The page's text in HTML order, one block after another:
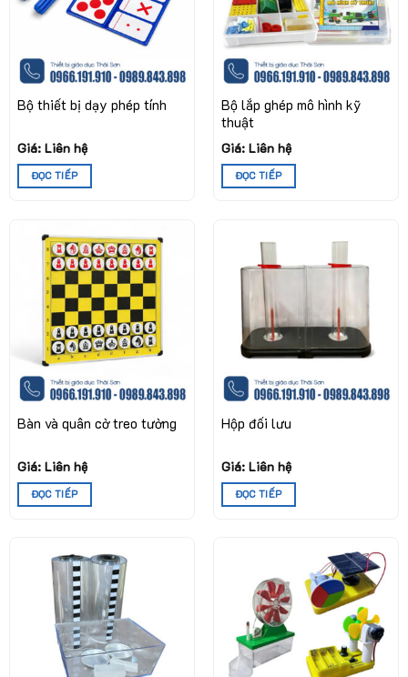
Bộ thiết bị dạy phép tính
Giá: Liên hệ
ĐỌC TIẾP
Bộ lắp ghép mô hình kỹ
thuật
Giá: Liên hệ
ĐỌC TIẾP
Bàn và quân cờ treo tường
Giá: Liên hệ
ĐỌC TIẾP
Hộp đối lưu
Giá: Liên hệ
ĐỌC TIẾP